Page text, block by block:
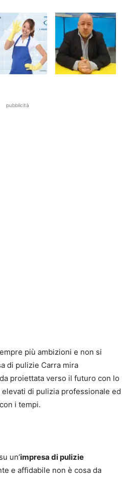
pubblicità
più ambizioni e non si
di pulizie Carra mira
proiettata verso il futuro con lo
di pulizia professionale ed
i tempi.
un’impresa di pulizie
e affidabile non è cosa da